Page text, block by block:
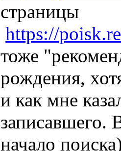
страницы
https://
тоже
рождения,
и как мне
записавшего.
начало